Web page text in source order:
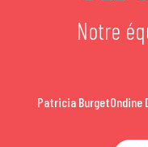
Notre
Patricia BurgetOndine